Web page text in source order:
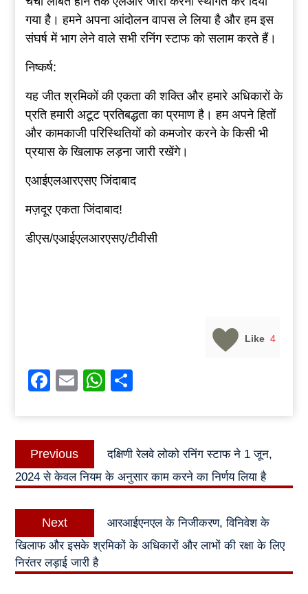
गया है। हमने अपना आंदोलन वापस ले लिया है और हम इस
संघर्ष में भाग लेने वाले सभी रनिंग स्टाफ को सलाम करते हैं।
निष्कर्ष:
यह जीत श्रमिकों की एकता की शक्ति और हमारे अधिकारों के
प्रति हमारी अटूट प्रतिबद्धता का प्रमाण है। हम अपने हितों
और कामकाजी परिस्थितियों को कमजोर करने के किसी भी
प्रयास के खिलाफ लड़ना जारी रखेंगे।
एआईएलआरएसए जिंदाबाद
मज़दूर एकता जिंदाबाद!
डीएस/एआईएलआरएसए/टीवीसी
Like 4
Facebook
EmailWhatsApp
Post
navigation
Previous
Previous
post:
दक्षिणी रेलवे लोको रनिंग स्टाफ ने 1 जून,
2024 से केवल नियम के अनुसार काम करने का निर्णय लिया है
Next
post:
आरआईएनएल के निजीकरण, विनिवेश के
खिलाफ और इसके श्रमिकों के अधिकारों और लाभों की रक्षा के लिए
निरंतर लड़ाई जारी है